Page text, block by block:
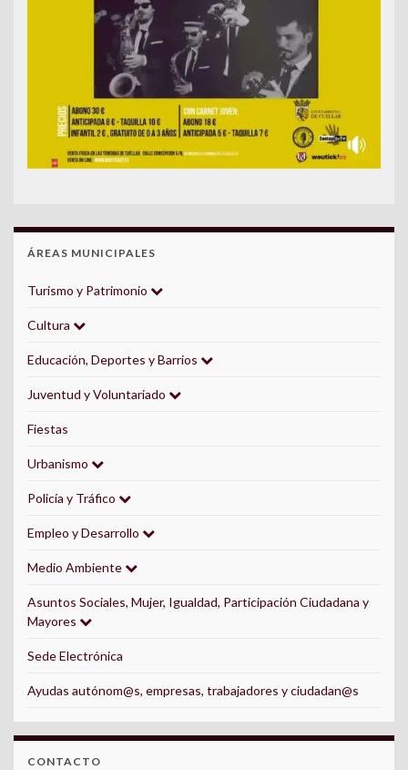
ÁREAS MUNICIPALES
Turismo y Patrimonio
Cultura
Educación, Deportes y Barrios
Juventud y Voluntariado
Fiestas
Urbanismo
Policía y Tráfico
Empleo y Desarrollo
Medio Ambiente
Asuntos Sociales, Mujer, Igualdad, Participación Ciudadana y
Mayores
Sede Electrónica
Ayudas autónom@s, empresas, trabajadores y ciudadan@s
CONTACTO